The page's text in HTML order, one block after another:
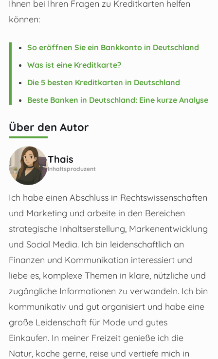
Ihnen bei Ihren Fragen zu Kreditkarten helfen
können:
So eröffnen Sie ein Bankkonto in Deutschland
Was ist eine Kreditkarte?
Die 5 besten Kreditkarten in Deutschland
Beste Banken in Deutschland: Eine kurze Analyse
Über den Autor
Thais
Inhaltsproduzent
Ich habe einen Abschluss in Rechtswissenschaften
und Marketing und arbeite in den Bereichen
strategische Inhaltserstellung, Markenentwicklung
und Social Media. Ich bin leidenschaftlich an
Finanzen und Kommunikation interessiert und
liebe es, komplexe Themen in klare, nützliche und
zugängliche Informationen zu verwandeln. Ich bin
kommunikativ und gut organisiert und habe eine
große Leidenschaft für Mode und gutes
Einkaufen. In meiner Freizeit genieße ich die
Natur, koche gerne, reise und vertiefe mich in